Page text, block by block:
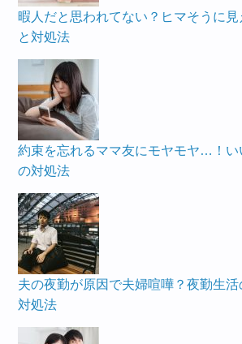
暇人だと思われてない？ヒマそうに
と対処法
約束を忘れるママ友にモヤモヤ…！い
の対処法
夫の夜勤が原因で夫婦喧嘩？夜勤生活
対処法